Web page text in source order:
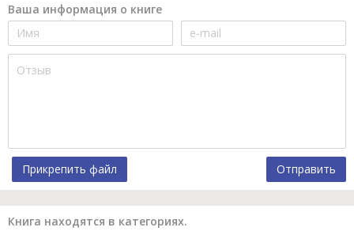
Ваша информация о книге
Прикрепить файл Отправить
Книга находятся в категориях.